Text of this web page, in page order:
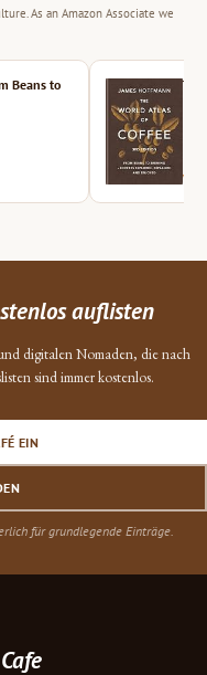
As an Amazon Associate we
Beans to
auflisten
digitalen Nomaden, die nach
sind immer kostenlos.
EIN
für grundlegende Einträge.